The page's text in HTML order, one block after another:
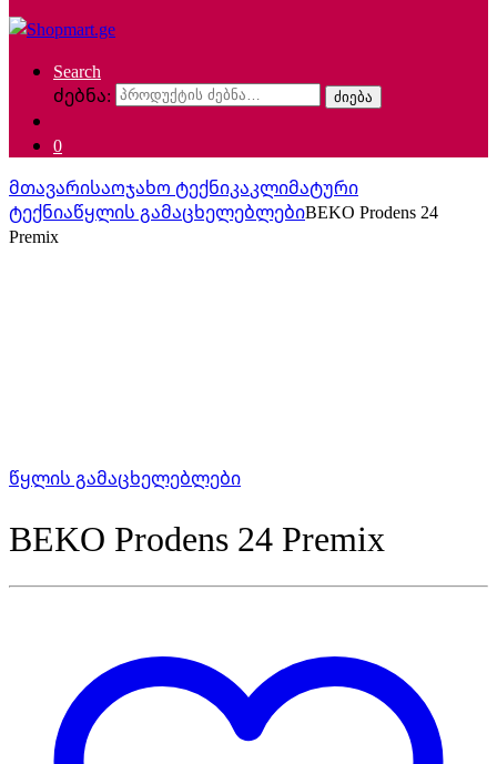
Search
ძებნა:
ძიება
0
მთავარისაოჯახო ტექნიკაკლიმატური
ტექნიაწყლის გამაცხელებლებიBEKO Prodens 24
Premix
წყლის გამაცხელებლები
BEKO Prodens 24 Premix